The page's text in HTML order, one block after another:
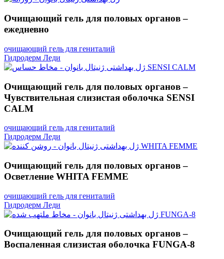
Очищающий гель для половых органов –
ежедневно
очищающий гель для гениталий
Гидродерм Леди
Очищающий гель для половых органов –
Чувствительная слизистая оболочка SENSI
CALM
очищающий гель для гениталий
Гидродерм Леди
Очищающий гель для половых органов –
Осветление WHITA FEMME
очищающий гель для гениталий
Гидродерм Леди
Очищающий гель для половых органов –
Воспаленная слизистая оболочка FUNGA-8